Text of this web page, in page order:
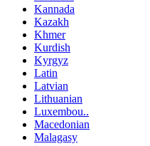
Kannada
Kazakh
Khmer
Kurdish
Kyrgyz
Latin
Latvian
Lithuanian
Luxembou..
Macedonian
Malagasy